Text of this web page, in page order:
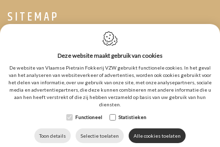
SITEMAP
Agenda
Contact
Over ons
Nieuws
Selectiemesterijwerking
Deze website maakt gebruik van cookies
De website van Vlaamse Pietrain Fokkerij VZW gebruikt functionele cookies. In het geval
van het analyseren van websiteverkeer of advertenties, worden ook cookies gebruikt voor
het delen van informatie, over uw gebruik van onze site, met onze analysepartners, sociale
media en advertentiepartners, die deze kunnen combineren met andere informatie die u
aan hen heeft verstrekt of die zij hebben verzameld op basis van uw gebruik van hun
diensten.
Functioneel Statistieken
Toon details Selectie toelaten Alle cookies toelaten